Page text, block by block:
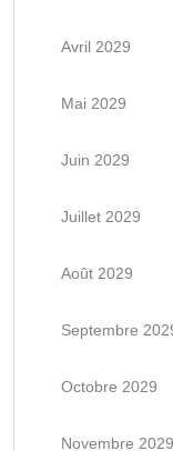
Avril 2029
Mai 2029
Juin 2029
Juillet 2029
Août 2029
Septembre
Octobre 2029
Novembre 2029